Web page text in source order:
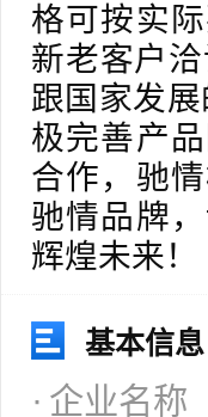
格可按实
新老客户
跟国家发
极完善产
合作，驰
驰情品牌
辉煌未来！
基本信息
企业名称